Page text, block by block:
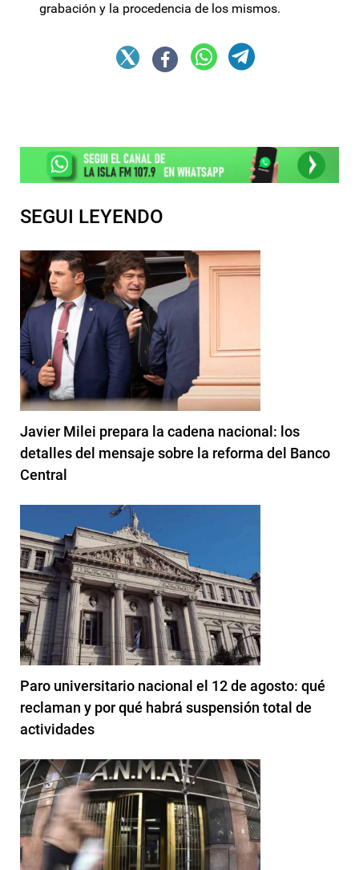
grabación y la procedencia de los mismos.
SEGUI LEYENDO
Javier Milei prepara la cadena nacional: los
detalles del mensaje sobre la reforma del Banco
Central
Paro universitario nacional el 12 de agosto: qué
reclaman y por qué habrá suspensión total de
actividades